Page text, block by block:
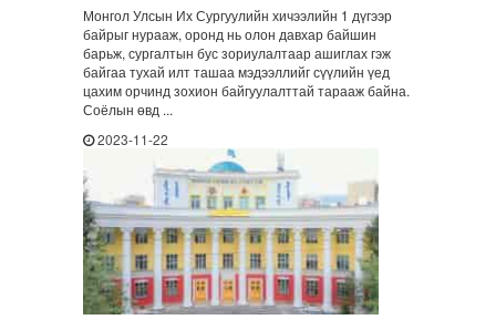
Монгол Улсын Их Сургуулийн хичээлийн 1 дүгээр
байрыг нурааж, оронд нь олон давхар байшин
барьж, сургалтын бус зориулалтаар ашиглах гэж
байгаа тухай илт ташаа мэдээллийг сүүлийн үед
цахим орчинд зохион байгуулалттай тарааж байна.
Соёлын өвд ...
2023-11-22